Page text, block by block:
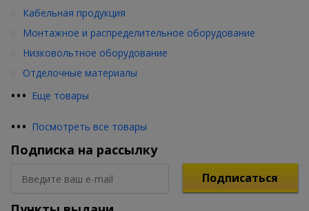
••• Еще товары
Кабельная продукция
Монтажное и распределительное оборудование
Низковольтное оборудование
Отделочные материалы
••• Посмотреть все товары
Подписка на рассылку
Подписаться